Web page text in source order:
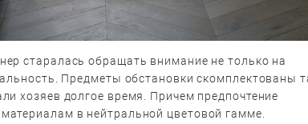
старалась обращать внимание не только на
Предметы обстановки скомплектованы
хозяев долгое время. Причем предпочтение
в нейтральной цветовой гамме.